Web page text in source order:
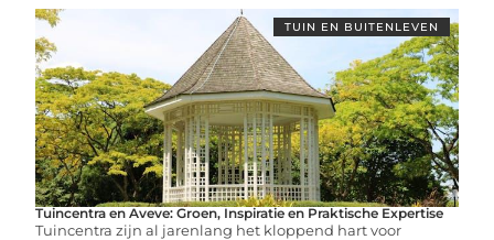
TUIN EN BUITENLEVEN
Tuincentra en Aveve: Groen, Inspiratie en Praktische Expertise
Tuincentra zijn al jarenlang het kloppend hart voor